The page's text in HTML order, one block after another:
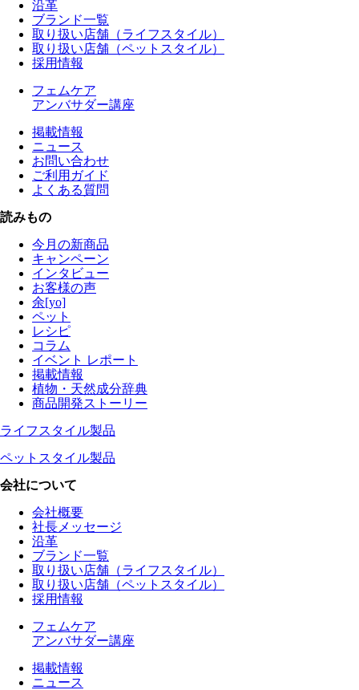
沿革
ブランド一覧
取り扱い店舗（ライフスタイル）
取り扱い店舗（ペットスタイル）
採用情報
フェムケア
アンバサダー講座
掲載情報
ニュース
お問い合わせ
ご利用ガイド
よくある質問
読みもの
今月の新商品
キャンペーン
インタビュー
お客様の声
余[yo]
ペット
レシピ
コラム
イベント レポート
掲載情報
植物・天然成分辞典
商品開発ストーリー
ライフスタイル製品
ペットスタイル製品
会社について
会社概要
社長メッセージ
沿革
ブランド一覧
取り扱い店舗（ライフスタイル）
取り扱い店舗（ペットスタイル）
採用情報
フェムケア
アンバサダー講座
掲載情報
ニュース